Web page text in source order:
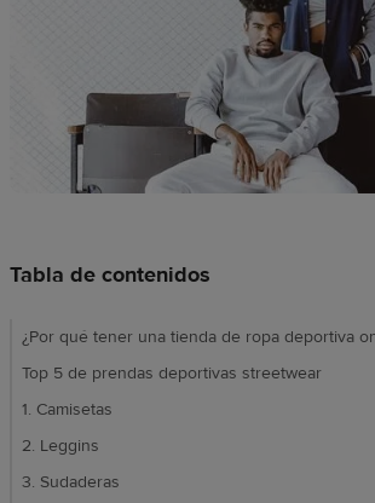
Tabla de contenidos
¿Por qué tener una tienda de ropa deportiva
Top 5 de prendas deportivas streetwear
1. Camisetas
2. Leggins
3. Sudaderas